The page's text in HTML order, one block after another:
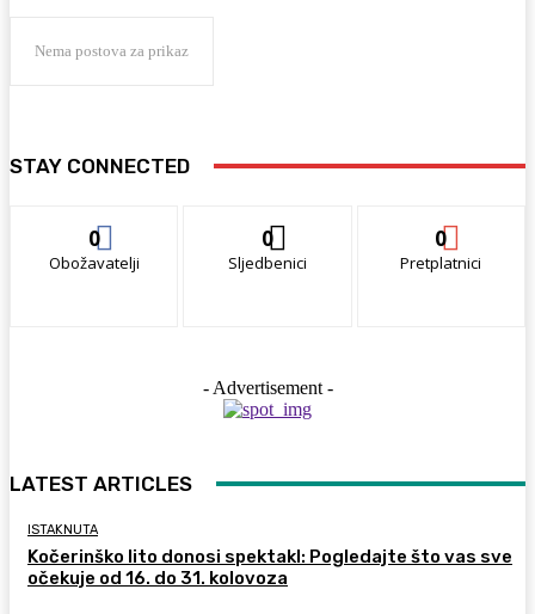
Nema postova za prikaz
STAY CONNECTED
0
Obožavatelji
0
Sljedbenici
0
Pretplatnici
- Advertisement -
LATEST ARTICLES
ISTAKNUTA
Kočerinško lito donosi spektakl: Pogledajte što vas sve
očekuje od 16. do 31. kolovoza